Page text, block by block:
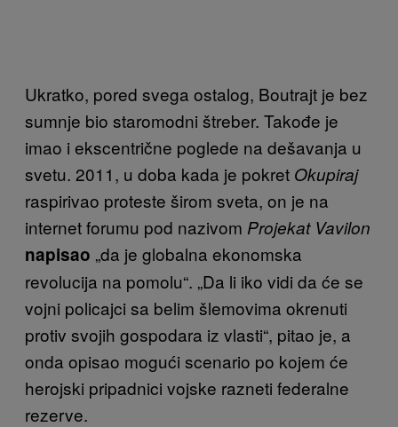
Ukratko, pored svega ostalog, Boutrajt je bez
sumnje bio staromodni štreber. Takođe je
imao i ekscentrične poglede na dešavanja u
svetu. 2011, u doba kada je pokret Okupiraj
raspirivao proteste širom sveta, on je na
internet forumu pod nazivom Projekat Vavilon
napisao „da je globalna ekonomska
revolucija na pomolu“. „Da li iko vidi da će se
vojni policajci sa belim šlemovima okrenuti
protiv svojih gospodara iz vlasti“, pitao je, a
onda opisao mogući scenario po kojem će
herojski pripadnici vojske razneti federalne
rezerve.